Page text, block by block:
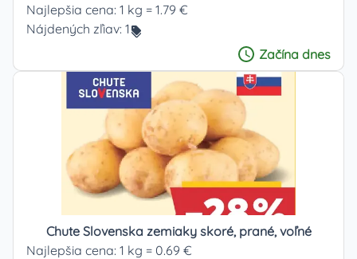
Najlepšia cena: 1 kg = 1.79 €
Nájdených zľiav: 1
Začína dnes
Chute Slovenska zemiaky skoré, prané, voľné
Najlepšia cena: 1 kg = 0.69 €